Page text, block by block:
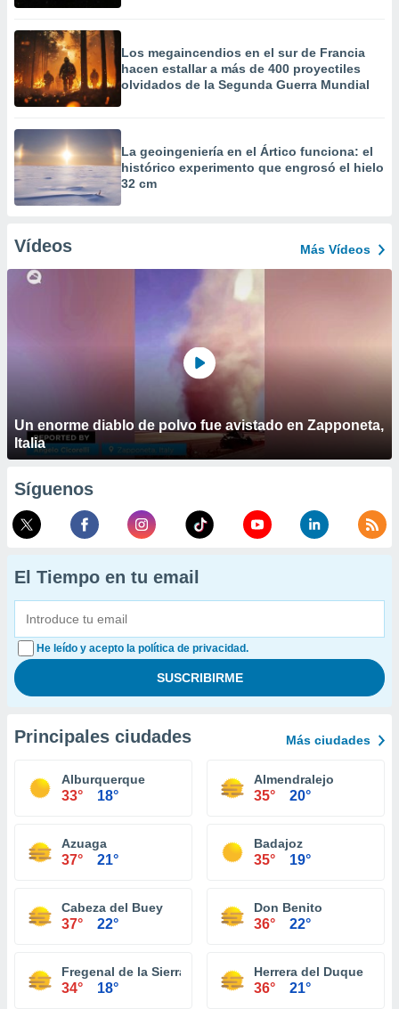
Los megaincendios en el sur de Francia
hacen estallar a más de 400 proyectiles
olvidados de la Segunda Guerra Mundial
La geoingeniería en el Ártico funciona: el
histórico experimento que engrosó el hielo
32 cm
Vídeos Más Vídeos
Un enorme diablo de polvo fue avistado en Zapponeta,
Italia
Síguenos
El Tiempo en tu email
He leído y acepto la política de privacidad.
Principales ciudades Más ciudades
Alburquerque
33° 18°
Almendralejo
35° 20°
Azuaga
37° 21°
Badajoz
35° 19°
Cabeza del Buey
37° 22°
Don Benito
36° 22°
Fregenal de la Sierra
34° 18°
Herrera del Duque
36° 21°